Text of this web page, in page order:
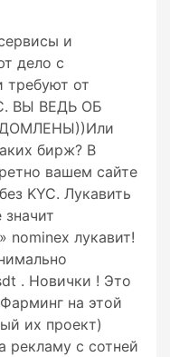
и
дело с
требуют от
ВЫ ВЕДЬ ОБ
бирж? В
вашем сайте
KYC. Лукавить
значит
nominex лукавит!
. Новички ! Это
на этой
их проект)
рекламу с сотней